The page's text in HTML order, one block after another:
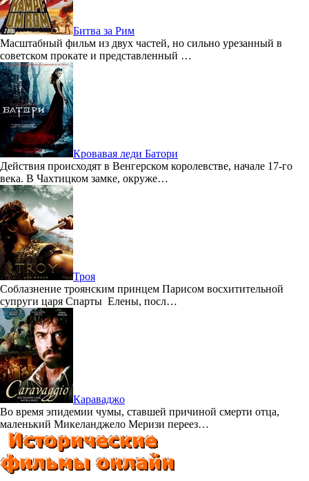
Битва за Рим
Масштабный фильм из двух частей, но сильно урезанный в
советском прокате и представленный …
Кровавая леди Батори
Действия происходят в Венгерском королевстве, начале 17-го
века. В Чахтицком замке, окруже…
Троя
Соблазнение троянским принцем Парисом восхитительной
супруги царя Спарты Елены, посл…
Караваджо
Во время эпидемии чумы, ставшей причиной смерти отца,
маленький Микеланджело Меризи переез…